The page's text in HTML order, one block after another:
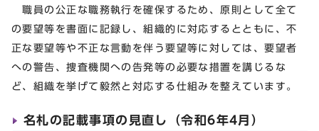
職員の公正な職務執行を確保するため、原則として全て
の要望等を書面に記録し、組織的に対応するとともに、不
正な要望等や不正な言動を伴う要望等に対しては、要望者
への警告、捜査機関への告発等の必要な措置を講じるな
ど、組織を挙げて毅然と対応する仕組みを整えています。
名札の記載事項の見直し（令和6年4月）